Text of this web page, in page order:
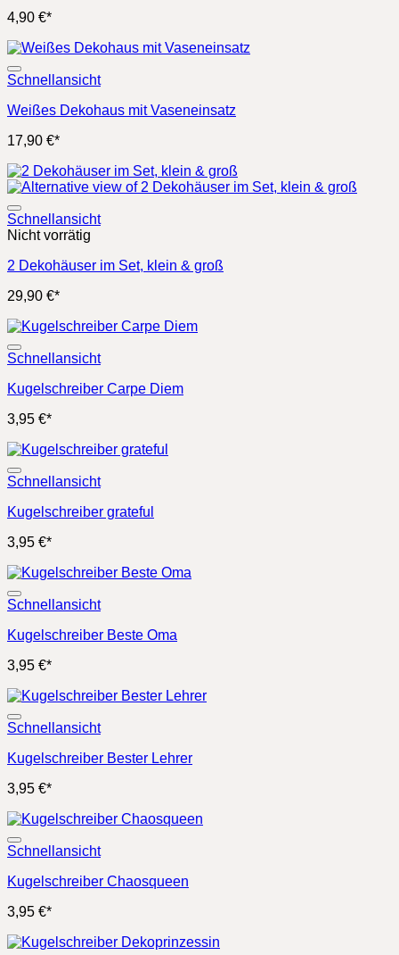
4,90 €*
Schnellansicht
Weißes Dekohaus mit Vaseneinsatz
17,90 €*
Schnellansicht
Nicht vorrätig
2 Dekohäuser im Set, klein & groß
29,90 €*
Schnellansicht
Kugelschreiber Carpe Diem
3,95 €*
Schnellansicht
Kugelschreiber grateful
3,95 €*
Schnellansicht
Kugelschreiber Beste Oma
3,95 €*
Schnellansicht
Kugelschreiber Bester Lehrer
3,95 €*
Schnellansicht
Kugelschreiber Chaosqueen
3,95 €*